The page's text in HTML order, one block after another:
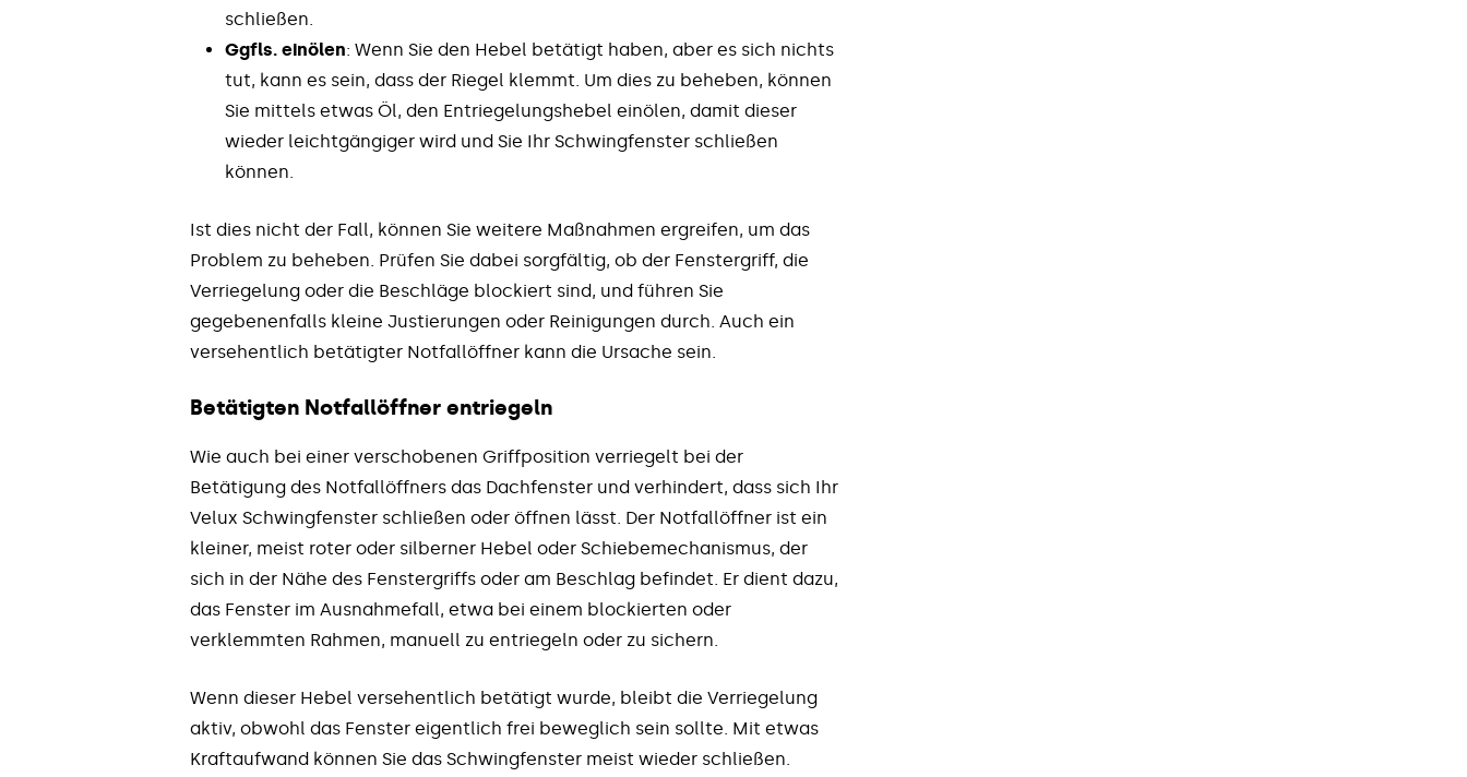
schließen.
Ggfls. einölen: Wenn Sie den Hebel betätigt haben, aber es sich nichts
tut, kann es sein, dass der Riegel klemmt. Um dies zu beheben, können
Sie mittels etwas Öl, den Entriegelungshebel einölen, damit dieser
wieder leichtgängiger wird und Sie Ihr Schwingfenster schließen
können.
Ist dies nicht der Fall, können Sie weitere Maßnahmen ergreifen, um das
Problem zu beheben. Prüfen Sie dabei sorgfältig, ob der Fenstergriff, die
Verriegelung oder die Beschläge blockiert sind, und führen Sie
gegebenenfalls kleine Justierungen oder Reinigungen durch. Auch ein
versehentlich betätigter Notfallöffner kann die Ursache sein.
Betätigten Notfallöffner entriegeln
Wie auch bei einer verschobenen Griffposition verriegelt bei der
Betätigung des Notfallöffners das Dachfenster und verhindert, dass sich Ihr
Velux Schwingfenster schließen oder öffnen lässt. Der Notfallöffner ist ein
kleiner, meist roter oder silberner Hebel oder Schiebemechanismus, der
sich in der Nähe des Fenstergriffs oder am Beschlag befindet. Er dient dazu,
das Fenster im Ausnahmefall, etwa bei einem blockierten oder
verklemmten Rahmen, manuell zu entriegeln oder zu sichern.
Wenn dieser Hebel versehentlich betätigt wurde, bleibt die Verriegelung
aktiv, obwohl das Fenster eigentlich frei beweglich sein sollte. Mit etwas
Kraftaufwand können Sie das Schwingfenster meist wieder schließen.